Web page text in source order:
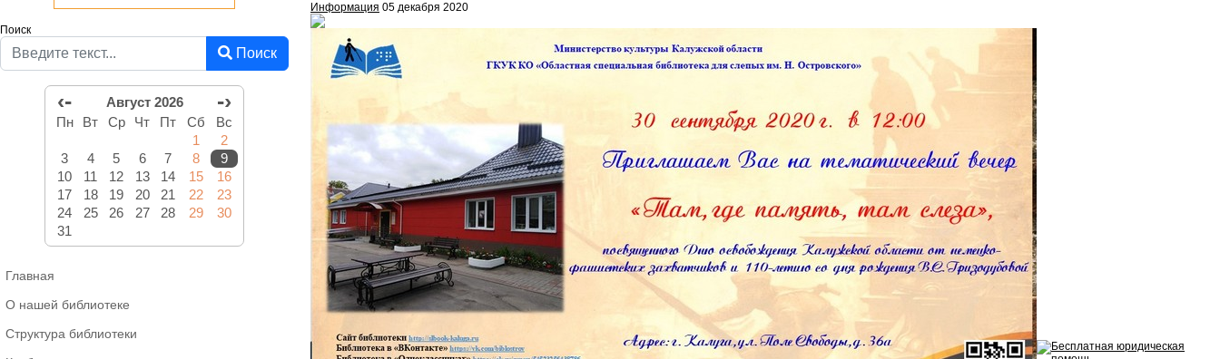
Поиск
Поиск
‹- Август 2026 -›
Пн Вт Ср Чт Пт Сб
Вс
1
2
3
4 5 6 7 8
9
10
11 12 13 14 15
16
17
18 19 20 21 22
23
24
25 26 27 28 29
30
31
Главная
О нашей библиотеке
Структура библиотеки
Информация 05 декабря 2020